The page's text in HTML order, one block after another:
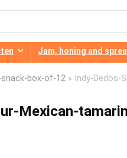
Jam, honing and
snack-box-of-12 » Indy-Dedos-
Mexican-